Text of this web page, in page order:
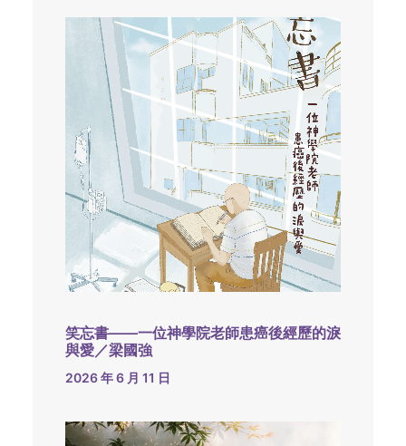
笑忘書——一位神學院老師患癌後經歷的淚
與愛／梁國強
2026 年 6 月 11 日